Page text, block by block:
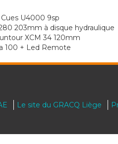
U4000 9sp
203mm à disque hydraulique
XCM 34 120mm
100 + Led Remote
Le site du GRACQ Liège